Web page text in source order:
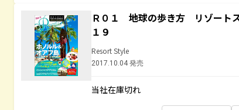
Ｒ０１ 地球の歩き方 リゾート
１９
Resort Style
2017.10.04 発売
当社在庫切れ